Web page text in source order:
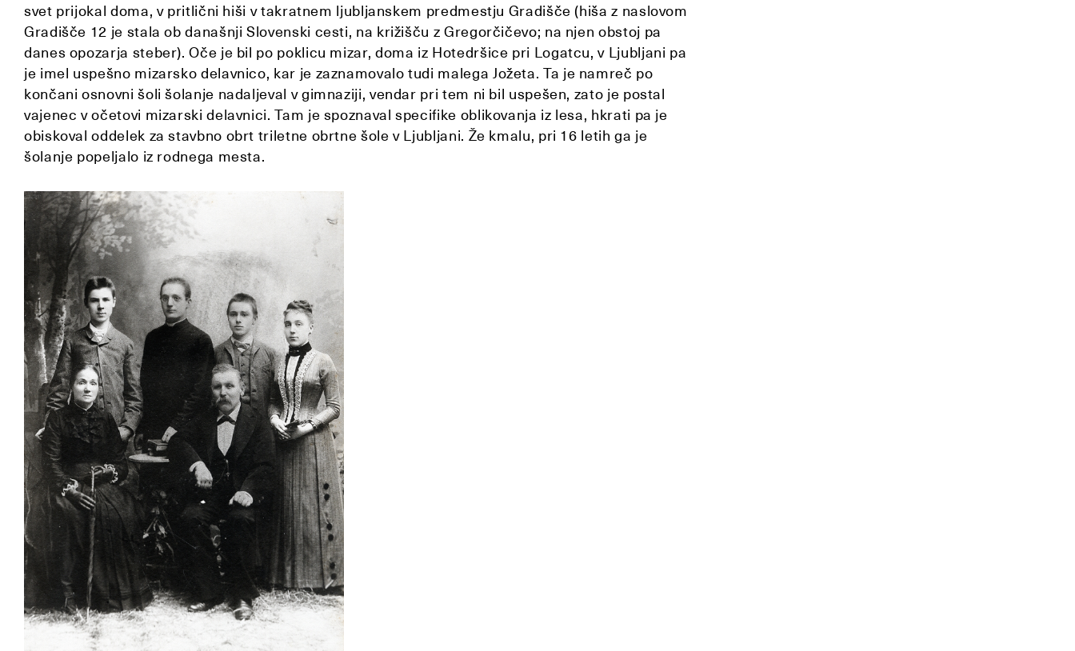
svet prijokal doma, v pritlični hiši v takratnem ljubljanskem predmestju Gradišče (hiša z naslovom
Gradišče 12 je stala ob današnji Slovenski cesti, na križišču z Gregorčičevo; na njen obstoj pa
danes opozarja steber). Oče je bil po poklicu mizar, doma iz Hotedršice pri Logatcu, v Ljubljani pa
je imel uspešno mizarsko delavnico, kar je zaznamovalo tudi malega Jožeta. Ta je namreč po
končani osnovni šoli šolanje nadaljeval v gimnaziji, vendar pri tem ni bil uspešen, zato je postal
vajenec v očetovi mizarski delavnici. Tam je spoznaval specifike oblikovanja iz lesa, hkrati pa je
obiskoval oddelek za stavbno obrt triletne obrtne šole v Ljubljani. Že kmalu, pri 16 letih ga je
šolanje popeljalo iz rodnega mesta.